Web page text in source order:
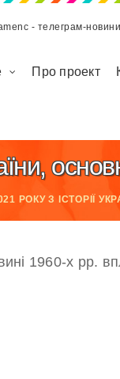
- телеграм-новини
Про проект
РОКУ З ІСТОРІЇ
1960-х рр.